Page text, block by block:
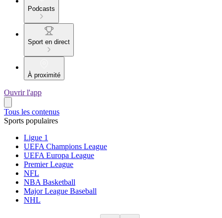
Podcasts
Sport en direct
À proximité
Ouvrir l'app
Tous les contenus
Sports populaires
Ligue 1
UEFA Champions League
UEFA Europa League
Premier League
NFL
NBA Basketball
Major League Baseball
NHL